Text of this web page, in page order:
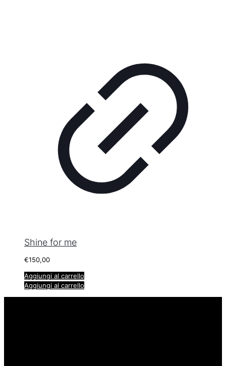
Shine for me
€150,00
Aggiungi al carrello
Aggiungi al carrello